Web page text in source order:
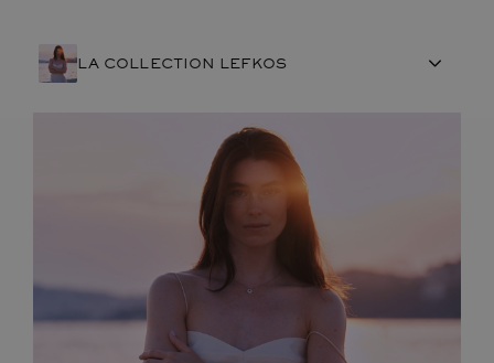
LA COLLECTION LEFKOS
ARTISANAT FRANÇAIS
ENGAGEMENTS